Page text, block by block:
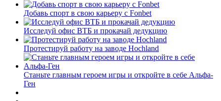
Добавь спорт в свою карьеру с Fonbet
Исследуй офис ВТБ и прокачай дедукцию
Протестируй работу на заводе Hochland
Станьте главным героем игры и откройте в себе Альфа-
Ген